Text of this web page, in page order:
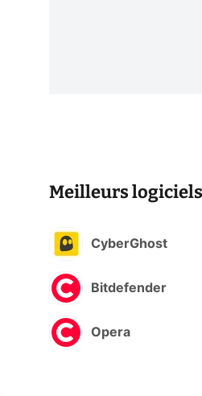
Meilleurs logiciels
CyberGhost
Bitdefender
Opera